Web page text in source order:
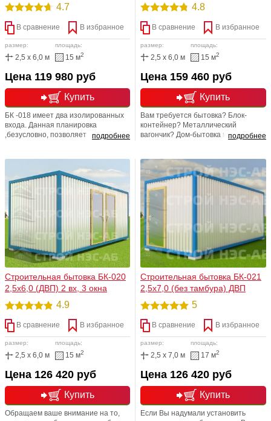
4.7
В сравнение В избранное
размер:
2,5 x 6,0 м
площадь:
15 м2
Купить
Цена 119 980 руб
подробнее
БК -018 имеет два изолированных
входа. Данная планировка
,безусловно, позволяет
Если Вы хотите двери, окна и т.п.
расположить иначе не проблема,
мы с радостью поможем Вам. Все
строения сертифицируются. В
итоге вы получаете изделие
высокой прочности и надежности
4.8
В сравнение В избранное
размер:
2,5 x 6,0 м
площадь:
15 м2
Купить
Цена 159 460 руб
подробнее
Вам требуется бытовка? Блок-
контейнер? Металлический
вагончик? Дом-бытовка или вовсе
перечисленных вариантов прямо
сейчас! Только у нас огромный
выбор домов, бытовок и
хозпостроек. У нас антикризисные
цены и самые выгодные супер
предложения!
Строительная бытовка БК-020
2,5х6,0 (ДВП) 2 вх, 3 окна
4.9
В сравнение В избранное
размер:
2,5 x 6,0 м
площадь:
15 м2
Купить
Цена 126 420 руб
Обращаем ваше внимание на то,
Строительная бытовка БК-021
2,5х7,0 (без тамбура) ДВП
5
В сравнение В избранное
размер:
2,5 x 7,0 м
площадь:
17 м2
Купить
Цена 126 420 руб
Если Вы надумали установить